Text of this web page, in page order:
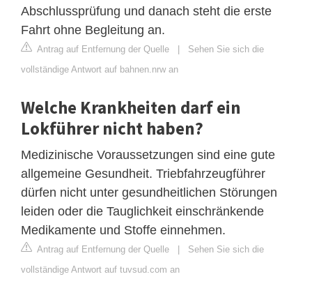
Abschlussprüfung und danach steht die erste
Fahrt ohne Begleitung an.
Antrag auf Entfernung der Quelle | Sehen Sie sich die
vollständige Antwort auf bahnen.nrw an
Welche Krankheiten darf ein
Lokführer nicht haben?
Medizinische Voraussetzungen sind eine gute
allgemeine Gesundheit. Triebfahrzeugführer
dürfen nicht unter gesundheitlichen Störungen
leiden oder die Tauglichkeit einschränkende
Medikamente und Stoffe einnehmen.
Antrag auf Entfernung der Quelle | Sehen Sie sich die
vollständige Antwort auf tuvsud.com an